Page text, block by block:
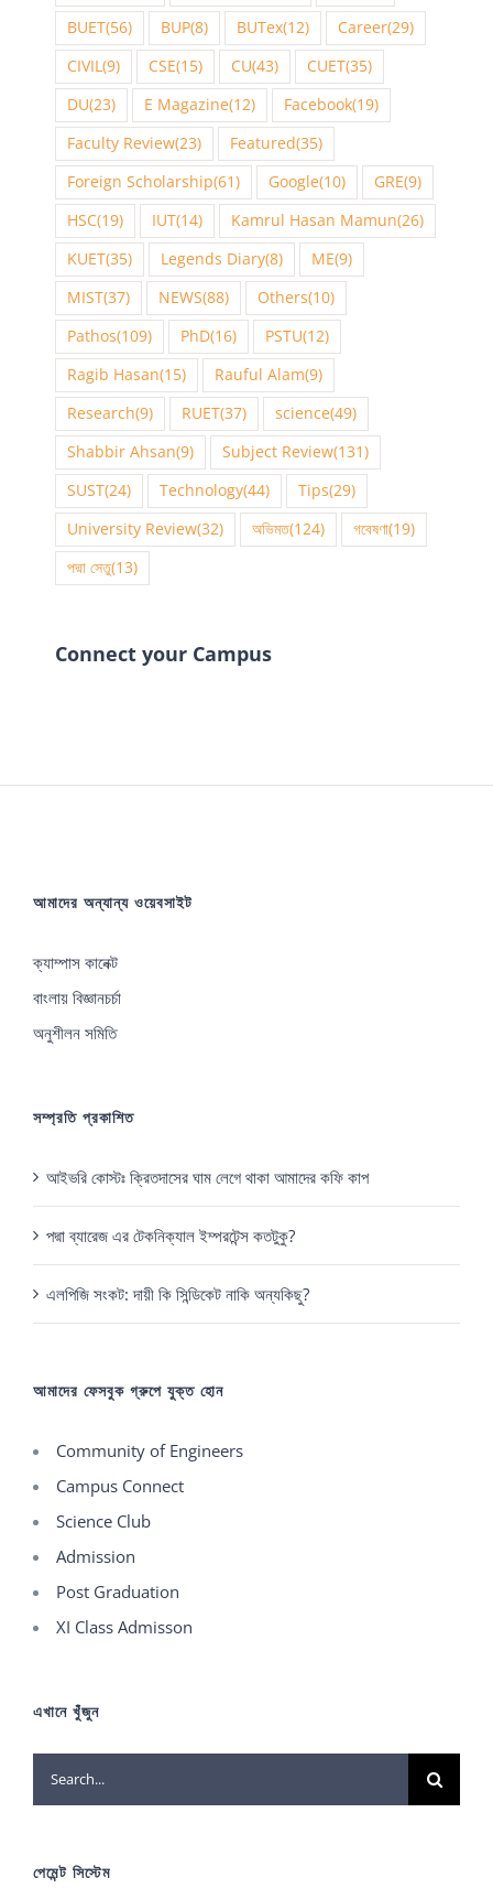
BUET(56) BUP(8) BUTex(12) Career(29)
CIVIL(9) CSE(15) CU(43) CUET(35)
DU(23) E Magazine(12) Facebook(19)
Faculty Review(23) Featured(35)
Foreign Scholarship(61) Google(10) GRE(9)
HSC(19) IUT(14) Kamrul Hasan Mamun(26)
KUET(35) Legends Diary(8) ME(9)
MIST(37) NEWS(88) Others(10)
Pathos(109) PhD(16) PSTU(12)
Ragib Hasan(15) Rauful Alam(9)
Research(9) RUET(37) science(49)
Shabbir Ahsan(9) Subject Review(131)
SUST(24) Technology(44) Tips(29)
University Review(32) অভিমত(124) গবেষণা(19)
পদ্মা সেতু(13)
Connect your Campus
আমাদের অন্যান্য ওয়েবসাইট
ক্যাম্পাস কানেক্ট
বাংলায় বিজ্ঞানচর্চা
অনুশীলন সমিতি
সম্প্রতি প্রকাশিত
আইভরি কোস্টঃ ক্রিতদাসের ঘাম লেগে থাকা আমাদের কফি কাপ
পদ্মা ব্যারেজ এর টেকনিক্যাল ইম্পরটেন্স কতটুকু?
এলপিজি সংকট: দায়ী কি সিন্ডিকেট নাকি অন্যকিছু?
আমাদের ফেসবুক গ্রুপে যুক্ত হোন
Community of Engineers
Campus Connect
Science Club
Admission
Post Graduation
XI Class Admisson
এখানে খুঁজুন
Search
for:
পেমেন্ট সিস্টেম